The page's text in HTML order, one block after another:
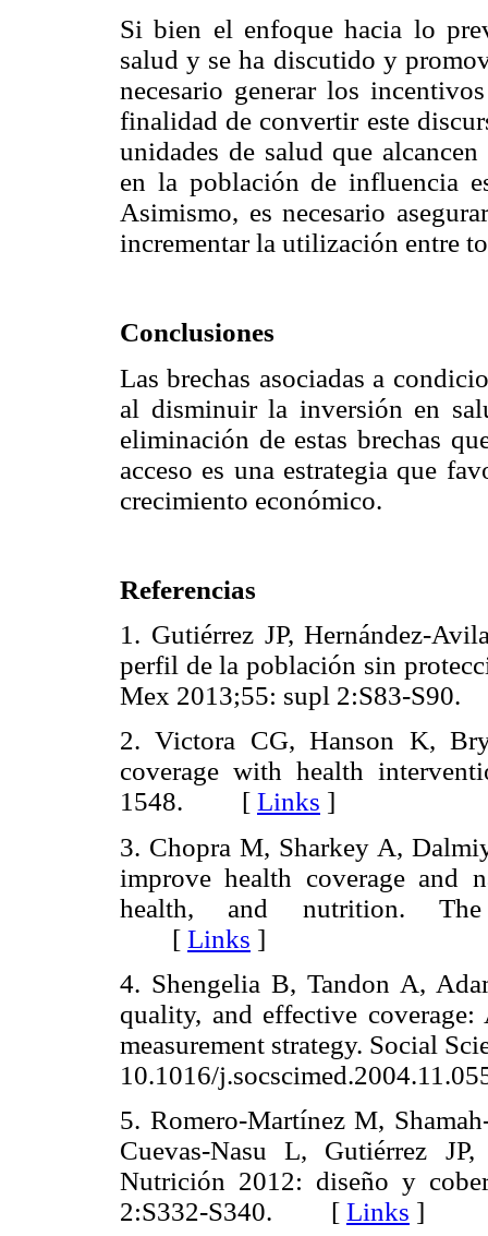
Si bien el enfoque hacia lo
salud y se ha discutido y
necesario generar los
finalidad de convertir este
unidades de salud que
en la población de influencia
Asimismo, es necesario
incrementar la utilización entre
Conclusiones
Las brechas asociadas a
al disminuir la inversión en
eliminación de estas brechas
acceso es una estrategia que
crecimiento económico.
Referencias
1. Gutiérrez JP, Hernández-
perfil de la población sin
Mex 2013;55: supl 2:S83-
2. Victora CG, Hanson K,
coverage with health
1548. [ Links ]
3. Chopra M, Sharkey A,
improve health coverage
health, and nutrition. The
[ Links ]
4. Shengelia B, Tandon A,
quality, and effective
measurement strategy. Social
10.1016/
5. Romero-Martínez M,
Cuevas-Nasu L, Gutiérrez JP,
Nutrición 2012: diseño y
2:S332-S340. [ Links ]